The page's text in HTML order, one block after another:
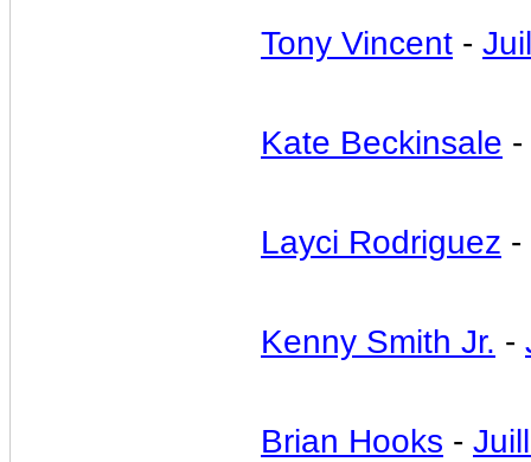
Tony Vincent -
Kate Beckinsale -
Layci Rodriguez -
Kenny Smith Jr. -
Brian Hooks -